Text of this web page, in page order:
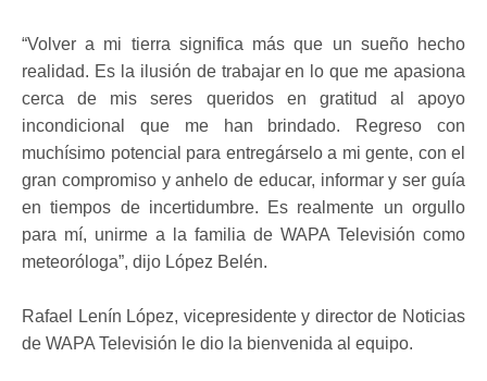
“Volver a mi tierra significa más que un sueño hecho
realidad. Es la ilusión de trabajar en lo que me apasiona
cerca de mis seres queridos en gratitud al apoyo
incondicional que me han brindado. Regreso con
muchísimo potencial para entregárselo a mi gente, con el
gran compromiso y anhelo de educar, informar y ser guía
en tiempos de incertidumbre. Es realmente un orgullo
para mí, unirme a la familia de WAPA Televisión como
meteoróloga”, dijo López Belén.
Rafael Lenín López, vicepresidente y director de Noticias
de WAPA Televisión le dio la bienvenida al equipo.